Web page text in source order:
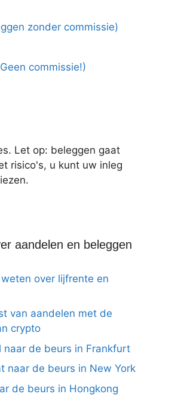
zonder commissie)
commissie!)
Let op: beleggen gaat
risico's, u kunt uw inleg
aandelen en beleggen
over lijfrente en
van aandelen met de
crypto
naar de beurs in Frankfurt
naar de beurs in New York
de beurs in Hongkong